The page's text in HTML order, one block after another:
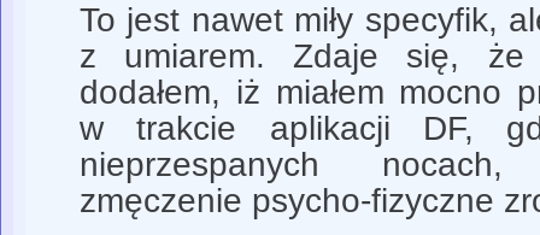
To jest nawet miły specyfik,
z umiarem. Zdaje się,
dodałem, iż miałem mocno
w trakcie aplikacji DF,
nieprzespanych
zmęczenie psycho-fizyczne